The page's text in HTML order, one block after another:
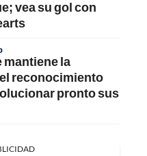
vea su gol con
mantiene la
reconocimiento
pronto sus